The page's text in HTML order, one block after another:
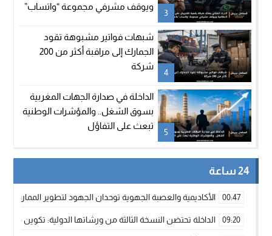
3
ويوقف مشرفي مجموعة “واتساب”
4
شبهات فواتير مشبوهة تقود
الجمارك إلى مراقبة أكثر من 200
شركة
5
الداخلة في صدارة الجهات المغربية
بسوق الشغل.. والمؤشرات الوطنية
تبعث على التفاؤل
24 ساعة
00:47 الأكاديمية والعصبة الجهوية توحدان الجهود لتطوير الممارسة
09:20 الداخلة تحتضن النسخة الثالثة من ورشاتها الدولية: تكوين